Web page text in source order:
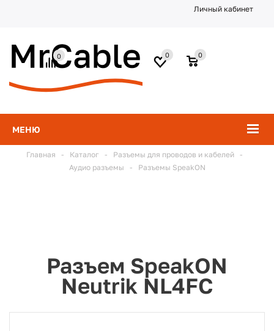
Личный кабинет
МЕНЮ
0
0
0
Главная - Каталог - Разъемы для проводов и кабелей
-
Аудио разъемы
- Разъемы SpeakON
Разъем SpeakON
Neutrik NL4FC